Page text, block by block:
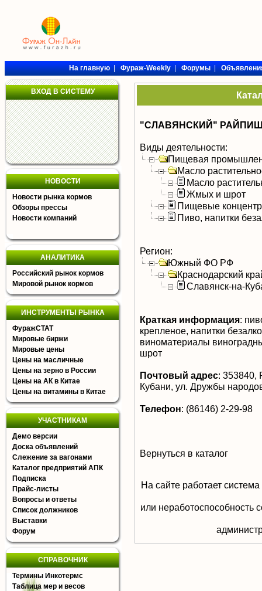
На главную|Фураж-Weekly|Форумы|
ВХОД В СИСТЕМУ
НОВОСТИ
Новости рынка кормов
Обзоры прессы
Новости компаний
АНАЛИТИКА
Российский рынок кормов
Мировой рынок кормов
ИНСТРУМЕНТЫ РЫНКА
ФуражСТАТ
Мировые биржи
Мировые цены
Цены на масличные
Цены на зерно в России
Цены на АК в Китае
Цены на витамины в Китае
УЧАСТНИКАМ
Демо версии
Доска объявлений
Слежение за вагонами
Каталог предприятий АПК
Подписка
Прайс-листы
Вопросы и ответы
Список должников
Выставки
Форум
СПРАВОЧНИК
Термины Инкотермс
Таблица мер и весов
"СЛАВЯНСКИЙ"
Виды деятельности:
Пищевая
Масло
Масло
Жмых и шрот
Пищевые
Пиво, напитки
Регион:
Южный ФО РФ
Краснодарский
Славянск-на-
Краткая информация:
крепленое, напитки
виноматериалы
шрот
Почтовый адрес: 353840,
Кубани, ул. Дружбы
Телефон: (86146) 2-29-98
Вернуться в каталог
На сайте работает
или неработоспособность